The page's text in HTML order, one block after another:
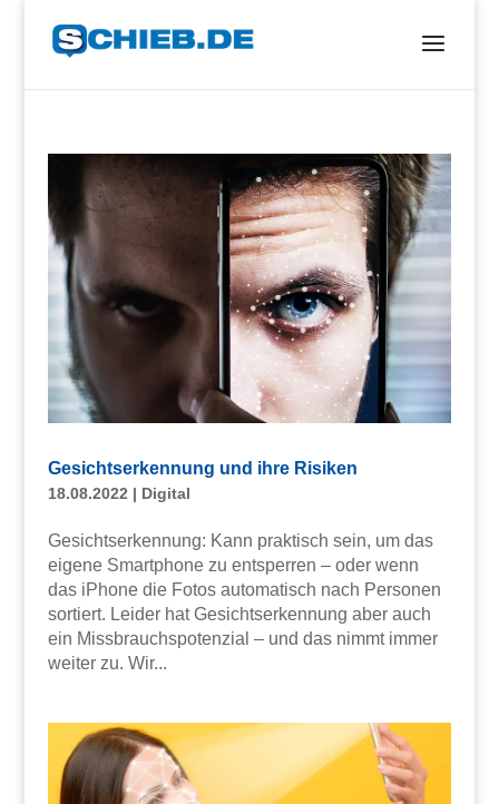
Gesichtserkennung und ihre Risiken
18.08.2022 | Digital
Gesichtserkennung: Kann praktisch sein, um das
eigene Smartphone zu entsperren – oder wenn
das iPhone die Fotos automatisch nach Personen
sortiert. Leider hat Gesichtserkennung aber auch
ein Missbrauchspotenzial – und das nimmt immer
weiter zu. Wir...